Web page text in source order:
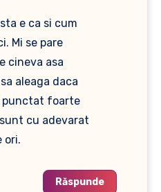
e ca si cum
Mi se pare
cineva asa
aleaga daca
punctat foarte
cu adevarat
ori.
Răspunde